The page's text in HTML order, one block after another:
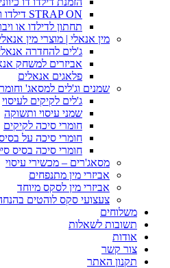
STRAP ON דילדו ורתמה
תחתון לדילדו או
מין אנאלי | מוצרי מין
ג'לים להחדרה
אביזרים למשחק
פלאגים אנאלים
שמנים וג'לים למסאג'
ג'לים לקיקים לעיסוי
שמני עיסוי ותשוקה
חומרי סיכה לקיקים
חומרי סיכה על
חומרי סיכה בסיס
מסאג'רים – מכשירי עיסוי
אביזרי מין מתנפחים
אביזרי מין לסקס מיוחד
צעצועי סקס לוהטים
משלוחים
תשובות לשאלות
אודות
צור קשר
תקנון האתר